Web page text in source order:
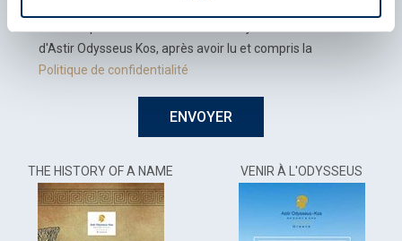
d'Astir Odysseus Kos, après avoir lu et compris la
Politique de confidentialité
ENVOYER
THE HISTORY OF A NAME VENIR À L'ODYSSEUS